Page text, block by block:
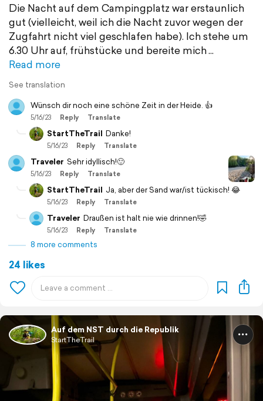
Die Nacht auf dem Campingplatz war erstaunlich
gut (vielleicht, weil ich die Nacht zuvor wegen der
Zugfahrt nicht viel geschlafen habe). Ich stehe um
6.30 Uhr auf, frühstücke und bereite mich
Read more
See translation
Wünsch dir noch eine schöne Zeit in der Heide. 👍
5/16/23 Reply Translate
StartTheTrail Danke!
5/16/23 Reply Translate
Traveler Sehr idyllisch!🙂
5/16/23 Reply Translate
StartTheTrail Ja, aber der Sand war/ist tückisch! 😂
5/16/23 Reply Translate
Traveler Draußen ist halt nie wie drinnen!🤣
5/16/23 Reply Translate
8 more comments
24 likes
Auf dem NST durch die Republik
StartTheTrail